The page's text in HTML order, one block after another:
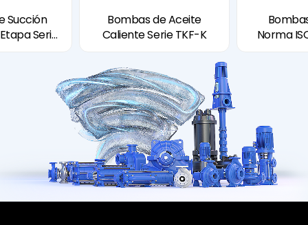
Succión
Serie
Bombas de Aceite
Caliente Serie TKF-K
Norma